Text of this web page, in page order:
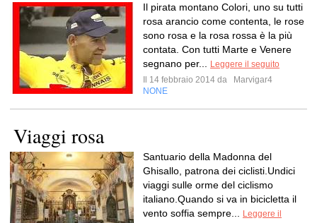
Il pirata montano Colori, uno su tutti
rosa arancio come contenta, le rose
sono rosa e la rosa rossa è la più
contata. Con tutti Marte e Venere
segnano per...
Leggere il seguito
Il 14 febbraio 2014 da
Marvigar4
NONE
Viaggi rosa
Santuario della Madonna del
Ghisallo, patrona dei ciclisti.Undici
viaggi sulle orme del ciclismo
italiano.Quando si va in bicicletta il
vento soffia sempre...
Leggere il